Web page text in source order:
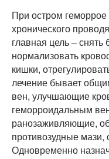
При остром
хронического
главная цель –
нормализовать
кишки,
лечение бывает
вен, улучшающие
геморроидальным
ранозаживляющие,
противозудные мази,
Одновременно